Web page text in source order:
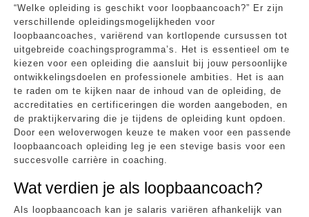
“Welke opleiding is geschikt voor loopbaancoach?” Er zijn
verschillende opleidingsmogelijkheden voor
loopbaancoaches, variërend van kortlopende cursussen tot
uitgebreide coachingsprogramma’s. Het is essentieel om te
kiezen voor een opleiding die aansluit bij jouw persoonlijke
ontwikkelingsdoelen en professionele ambities. Het is aan
te raden om te kijken naar de inhoud van de opleiding, de
accreditaties en certificeringen die worden aangeboden, en
de praktijkervaring die je tijdens de opleiding kunt opdoen.
Door een weloverwogen keuze te maken voor een passende
loopbaancoach opleiding leg je een stevige basis voor een
succesvolle carrière in coaching.
Wat verdien je als loopbaancoach?
Als loopbaancoach kan je salaris variëren afhankelijk van